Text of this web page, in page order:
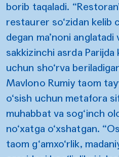
borib taqaladi.
restaurer so‘zidan kelib
degan ma’noni anglatadi
sakkizinchi asrda
uchun sho‘rva
Mavlono Rumiy taom
o‘sish uchun metafora
muhabbat va sog‘inch
no‘xatga o‘xshatgan.
taom g‘amxo‘rlik,